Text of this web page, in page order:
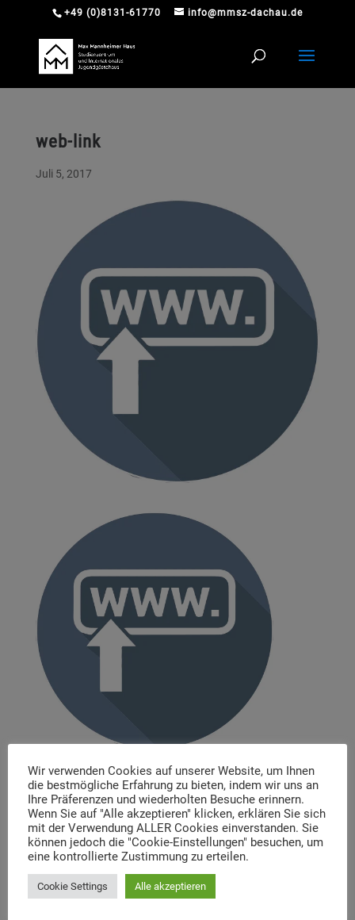
+49 (0)8131-61770 info@mmsz-dachau.de
web-link
Juli 5, 2017
Aktuelle Beiträge
P-Seminar Gymnasium Ottobrunn „Die Muna
Hohenbrunn – Zwischen Krieg und Erinnerung“
Dachauer Symposium stehen fest
Wir verwenden Cookies auf unserer Website, um Ihnen
die bestmögliche Erfahrung zu bieten, indem wir uns an
Ihre Präferenzen und wiederholten Besuche erinnern.
Wenn Sie auf "Alle akzeptieren" klicken, erklären Sie sich
mit der Verwendung ALLER Cookies einverstanden. Sie
können jedoch die "Cookie-Einstellungen" besuchen, um
eine kontrollierte Zustimmung zu erteilen.
Cookie Settings Alle akzeptieren